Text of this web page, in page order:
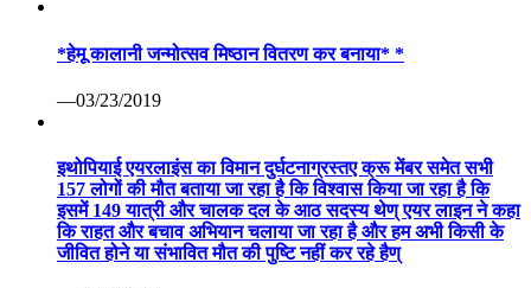
*हेमू कालानी जन्मोत्सव मिष्ठान वितरण कर बनाया* *
—03/23/2019
इथोपियाई एयरलाइंस का विमान दुर्घटनाग्रस्तए क्रू मेंबर समेत सभी
157 लोगों की मौत बताया जा रहा है कि विश्वास किया जा रहा है कि
इसमें 149 यात्री और चालक दल के आठ सदस्य थेण् एयर लाइन ने कहा
कि राहत और बचाव अभियान चलाया जा रहा है और हम अभी किसी के
जीवित होने या संभावित मौत की पुष्टि नहीं कर रहे हैण्